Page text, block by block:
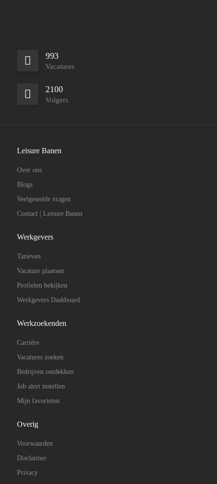
993
Vacatures
2100
Volgers
Leisure Banen
Over ons
Blogs
Veelgestelde vragen
Contact | Leisure Banen
Werkgevers
Tarieven
Vacature plaatsen
Profielen bekijken
Werkgevers Dashboard
Werkzoekenden
Carrière
Vacatures zoeken
Bedrijven ontdekken
Job alert instellen
Mijn favorieten
Overig
Voorwaarden
Disclaimer
Privacy